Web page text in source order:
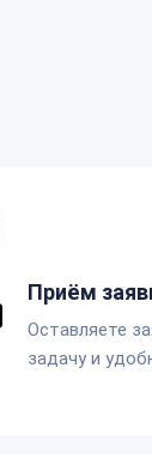
Приём
Оставляете
задачу и